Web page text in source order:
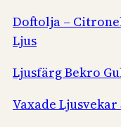
Doftolja –
Ljus
Ljusfärg Bekro
Vaxade Ljusvekar